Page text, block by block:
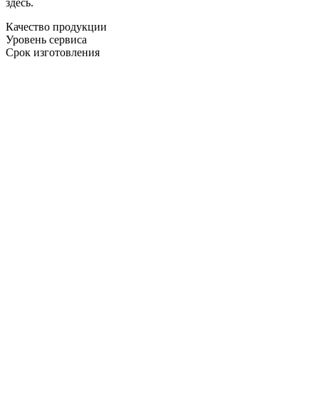
Качество продукции
Уровень сервиса
Срок изготовления